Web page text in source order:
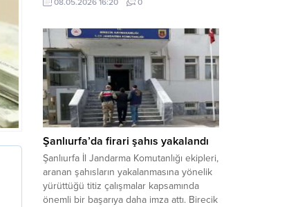
neticesinde 3 kişi olay yerinde yaşamını
ilçesine bağlı kırsal Konaç Mahallesi’nde
meydana geldi. Edinilen bilgilere göre,
aralarında husumet bulunan iki grup
arasında henüz belirlenemeyen bir...
Şanlıurfa’da firari şahıs yakalandı
Şanlıurfa İl Jandarma Komutanlığı ekipleri,
aranan şahısların yakalanmasına yönelik
yürüttüğü titiz çalışmalar kapsamında
önemli bir başarıya daha imza attı. Birecik